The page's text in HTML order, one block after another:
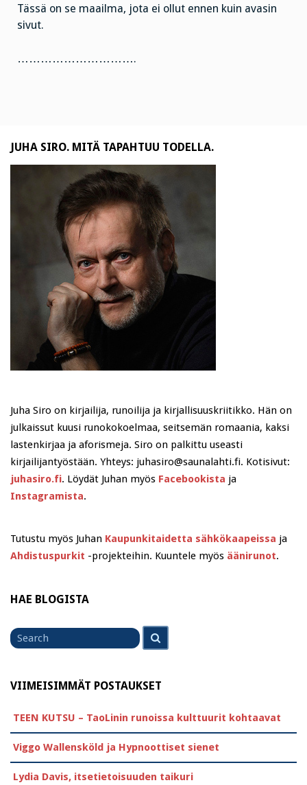
Tässä on se maailma, jota ei ollut ennen kuin avasin
sivut.
………………………….
JUHA SIRO. MITÄ TAPAHTUU TODELLA.
Juha Siro on kirjailija, runoilija ja kirjallisuuskriitikko. Hän on
julkaissut kuusi runokokoelmaa, seitsemän romaania, kaksi
lastenkirjaa ja aforismeja. Siro on palkittu useasti
kirjailijantyöstään. Yhteys: juhasiro@saunalahti.fi. Kotisivut:
juhasiro.fi. Löydät Juhan myös Facebookista ja
Instagramista.
Tutustu myös Juhan Kaupunkitaidetta sähkökaapeissa ja
Ahdistuspurkit -projekteihin. Kuuntele myös äänirunot.
HAE BLOGISTA
for
VIIMEISIMMÄT POSTAUKSET
TEEN KUTSU – TaoLinin runoissa kulttuurit kohtaavat
Viggo Wallensköld ja Hypnoottiset sienet
Lydia Davis, itsetietoisuuden taikuri